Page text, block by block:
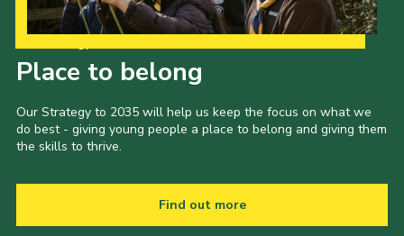
Place to belong
Our Strategy to 2035 will help us keep the focus on what we
do best - giving young people a place to belong and giving them
the skills to thrive.
Find out more